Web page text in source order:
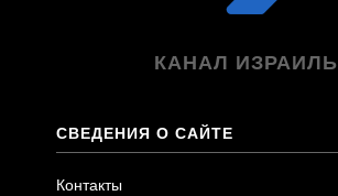
КАНАЛ ИЗРАИЛЬ
СВЕДЕНИЯ О САЙТЕ
Контакты